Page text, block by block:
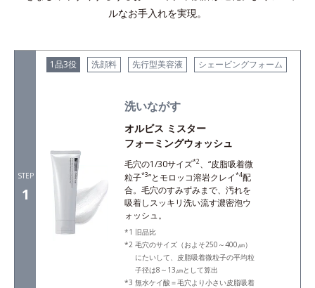
ルなお手入れを実現。
STEP
1
1品3役 洗顔料 先行型美容液 シェービングフォーム
洗いながす
オルビス ミスター
フォーミングウォッシュ
毛穴の1/30サイズ*2、“皮脂吸着微
粒子*3”とモロッコ溶岩クレイ*4配
合。毛穴のすみずみまで、汚れを
吸着しスッキリ洗い流す濃密泡ウ
ォッシュ。
旧品比
毛穴のサイズ（およそ250～400㎛）
にたいして、皮脂吸着微粒子の平均粒
子径は8～13㎛として算出
無水ケイ酸＝毛穴より小さい皮脂吸着